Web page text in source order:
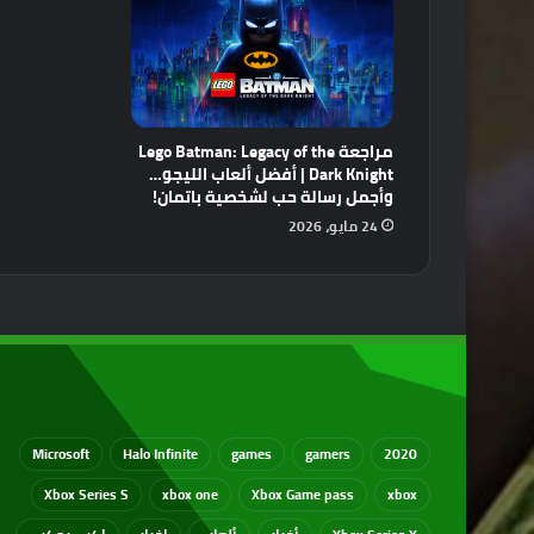
مراجعة Lego Batman: Legacy of the
Dark Knight | أفضل ألعاب الليجو…
وأجمل رسالة حب لشخصية باتمان!
24 مايو، 2026
2020
gamers
games
Halo Infinite
Microsoft
xbox
Xbox Game pass
xbox one
Xbox Series S